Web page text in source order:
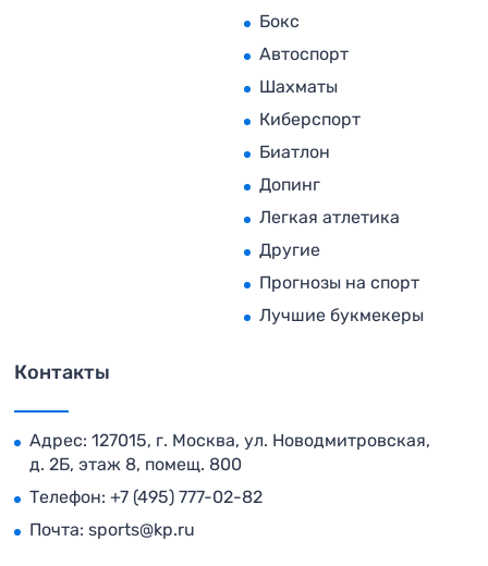
Бокс
Автоспорт
Шахматы
Киберспорт
Биатлон
Допинг
Легкая атлетика
Другие
Прогнозы на спорт
Лучшие букмекеры
Контакты
Адрес: 127015, г. Москва, ул. Новодмитровская,
д. 2Б, этаж 8, помещ. 800
Телефон: +7 (495) 777-02-82
Почта: sports@kp.ru